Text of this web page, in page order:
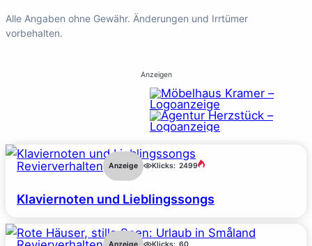
Alle Angaben ohne Gewähr. Änderungen und Irrtümer
vorbehalten.
Anzeigen
Revierverhalten Anzeige Klicks: 2499
Klaviernoten und Lieblingssongs